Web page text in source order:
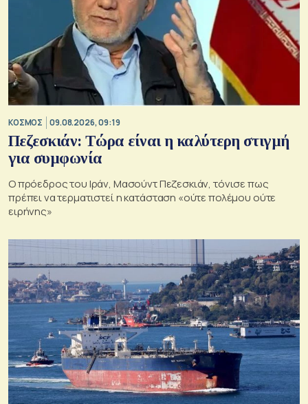
ΚΟΣΜΟΣ 09.08.2026, 09:19
Πεζεσκιάν: Τώρα είναι η καλύτερη στιγμή
για συμφωνία
Ο πρόεδρος του Ιράν, Μασούντ Πεζεσκιάν, τόνισε πως
πρέπει να τερματιστεί η κατάσταση «ούτε πολέμου ούτε
ειρήνης»